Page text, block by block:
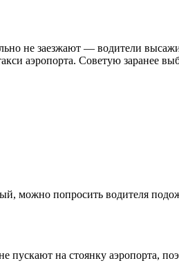
не заезжают — водители
аэропорта. Советую заранее
можно попросить водителя
пускают на стоянку аэропорта,